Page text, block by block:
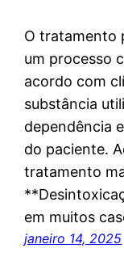
O tratamento
um processo
acordo com
substância
dependência
do paciente.
tratamento
em muitos
janeiro 14, 2025